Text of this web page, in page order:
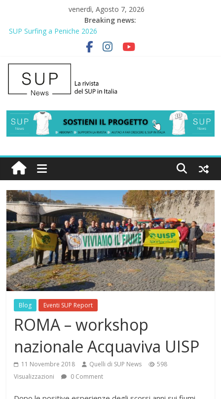
venerdì, Agosto 7, 2026
Breaking news:
SUP Surfing a Peniche 2026
AirSUP a Gallico: prima storica gara per Reggio Calabria
Gallico Paddle Fest 2026: sul lungomare di Gallico torna la festa
del SUP
Porto Selvaggio, a lezione di soccorso con la giornata della
prevenzione
2° Urban Sup Trophy: la regata solidale per lo IOR
Blog Eventi SUP Report
ROMA – workshop
nazionale Acquaviva UISP
11 Novembre 2018 Quelli di SUP News
598
Visualizzazioni
0 Comment